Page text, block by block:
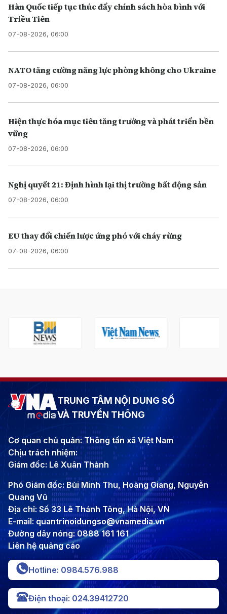
Hàn Quốc tiếp tục thúc đẩy chính sách hòa bình với
Triều Tiên
07-08-2026, 06:00
NATO tăng cường năng lực phòng không cho Ukraine
07-08-2026, 06:00
Hiện thực hóa mục tiêu tăng trưởng và phát triển bền
vững
07-08-2026, 06:00
Nghị quyết 21: Định hình lại thị trường bất động sản
07-08-2026, 06:00
EU thay đổi chiến lược ứng phó với cháy rừng
07-08-2026, 06:00
TRUNG TÂM NỘI DUNG SỐ
VÀ TRUYỀN THÔNG
Cơ quan chủ quản: Thông tấn xã Việt Nam
Chịu trách nhiệm:
Giám đốc: Lê Xuân Thành
Phó Giám đốc: Bùi Minh Thu, Hoàng Giang, Nguyễn
Quang Vũ
Địa chỉ: Số 33 Lê Thánh Tông, Hà Nội, VN
E-mail: quantrinoidungso@vnamedia.vn
Đường dây nóng: 0888 161 161
Liên hệ quảng cáo
Hotline: 0984.576.988
Điện thoại: 024.39412720